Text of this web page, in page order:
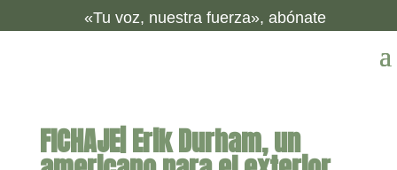
«Tu voz, nuestra fuerza», abónate
FICHAJE| Erik Durham, un